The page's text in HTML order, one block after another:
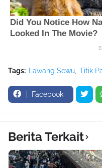
Tags: Lawang Sewu Titik
Facebook
Berita Terkait